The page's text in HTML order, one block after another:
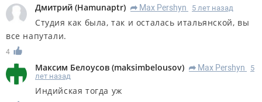
Дмитрий (Hamunaptr) R Max Pershyn 5 лет назад
Студия как была, так и осталась итальянской, вы
все напутали.
4
Максим Белоусов (maksimbelousov) R Max Pershyn
5
лет назад
Индийская тогда уж